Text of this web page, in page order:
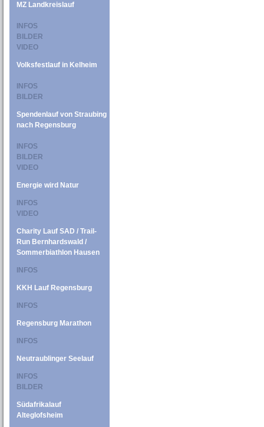
MZ Landkreislauf
INFOS
BILDER
VIDEO
Volksfestlauf in Kelheim
INFOS
BILDER
Spendenlauf von Straubing
nach Regensburg
INFOS
BILDER
VIDEO
Energie wird Natur
INFOS
VIDEO
Charity Lauf SAD / Trail-
Run Bernhardswald /
Sommerbiathlon Hausen
INFOS
KKH Lauf Regensburg
INFOS
Regensburg Marathon
INFOS
Neutraublinger Seelauf
INFOS
BILDER
Südafrikalauf
Alteglofsheim